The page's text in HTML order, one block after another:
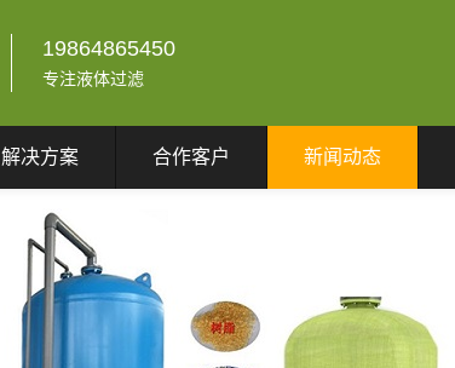
19864865450
专注液体过滤
解决方案 合作客户 新闻动态